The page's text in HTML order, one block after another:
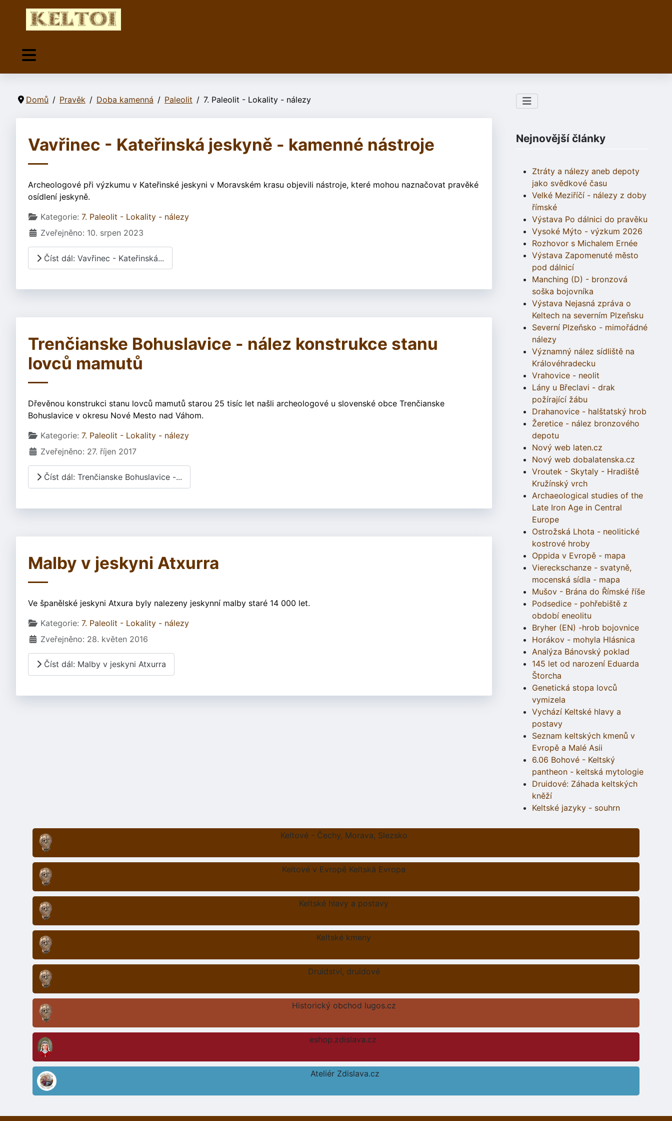
Domů Pravěk Doba kamenná Paleolit 7. Paleolit - Lokality - nálezy
Vavřinec - Kateřinská jeskyně - kamenné nástroje
Archeologové při výzkumu v Kateřinské jeskyni v Moravském krasu objevili nástroje, které mohou naznačovat pravěké
osídlení jeskyně.
Základní údaje
Kategorie: 7. Paleolit - Lokality - nálezy
Zveřejněno: 10. srpen 2023
Číst dál: Vavřinec - Kateřinská...
Trenčianske Bohuslavice - nález konstrukce stanu
lovců mamutů
Dřevěnou konstrukci stanu lovců mamutů starou 25 tisíc let našli archeologové u slovenské obce Trenčianske
Bohuslavice v okresu Nové Mesto nad Váhom.
Základní údaje
Kategorie: 7. Paleolit - Lokality - nálezy
Zveřejněno: 27. říjen 2017
Číst dál: Trenčianske Bohuslavice -...
Malby v jeskyni Atxurra
Ve španělské jeskyni Atxura byly nalezeny jeskynní malby staré 14 000 let.
Základní údaje
Kategorie: 7. Paleolit - Lokality - nálezy
Zveřejněno: 28. květen 2016
Číst dál: Malby v jeskyni Atxurra
Nejnovější články
Ztráty a nálezy aneb depoty
jako svědkové času
Velké Meziříčí - nálezy z doby
římské
Výstava Po dálnici do pravěku
Vysoké Mýto - výzkum 2026
Rozhovor s Michalem Ernée
Výstava Zapomenuté město
pod dálnicí
Manching (D) - bronzová
soška bojovníka
Výstava Nejasná zpráva o
Keltech na severním Plzeňsku
Severní Plzeňsko - mimořádné
nálezy
Významný nález sídliště na
Královéhradecku
Vrahovice - neolit
Lány u Břeclavi - drak
požírající žábu
Drahanovice - halštatský hrob
Žeretice - nález bronzového
depotu
Nový web laten.cz
Nový web dobalatenska.cz
Vroutek - Skytaly - Hradiště
Kružínský vrch
Archaeological studies of the
Late Iron Age in Central
Europe
Ostrožská Lhota - neolitické
kostrové hroby
Oppida v Evropě - mapa
Viereckschanze - svatyně,
mocenská sídla - mapa
Mušov - Brána do Římské říše
Podsedice - pohřebiště z
období eneolitu
Bryher (EN) -hrob bojovnice
Horákov - mohyla Hlásnica
Analýza Bánovský poklad
145 let od narození Eduarda
Štorcha
Genetická stopa lovců
vymizela
Vychází Keltské hlavy a
postavy
Seznam keltských kmenů v
Evropě a Malé Asii
6.06 Bohové - Keltský
pantheon - keltská mytologie
Druidové: Záhada keltských
kněží
Keltské jazyky - souhrn
Keltové - Čechy, Morava, Slezsko
Keltové v Evropě Keltská Evropa
Keltské hlavy a postavy
Keltské kmeny
Druidství, druidové
Historický obchod lugos.cz
eshop.zdislava.cz
Ateliér Zdislava.cz